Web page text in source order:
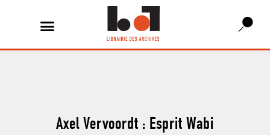
Axel Vervoordt : Esprit Wabi